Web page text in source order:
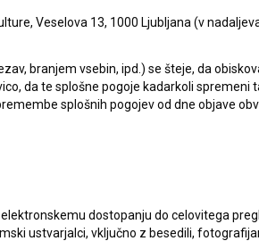
Veselova 13, 1000 Ljubljana (v
branjem vsebin, ipd.) se šteje, da
da te splošne pogoje kadarkoli spremeni
splošnih pogojev od dne objave
dostopanju do celovitega
ustvarjalci, vključno z besedili,